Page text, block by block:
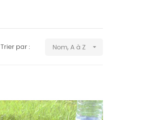
Trier par : Nom, A à Z 